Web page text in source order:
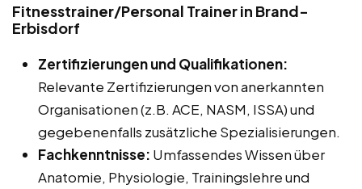
Fitnesstrainer/Personal Trainer in Brand-
Erbisdorf
Zertifizierungen und Qualifikationen:
Relevante Zertifizierungen von anerkannten
Organisationen (z.B. ACE, NASM, ISSA) und
gegebenenfalls zusätzliche Spezialisierungen.
Fachkenntnisse: Umfassendes Wissen über
Anatomie, Physiologie, Trainingslehre und